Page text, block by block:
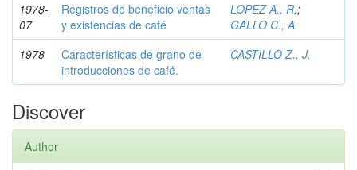
1978-
07
Registros de beneficio ventas
y existencias de café
LOPEZ A., R.;
GALLO C., A.
1978
Características de grano de
introducciones de café.
CASTILLO Z., J.
Discover
Author